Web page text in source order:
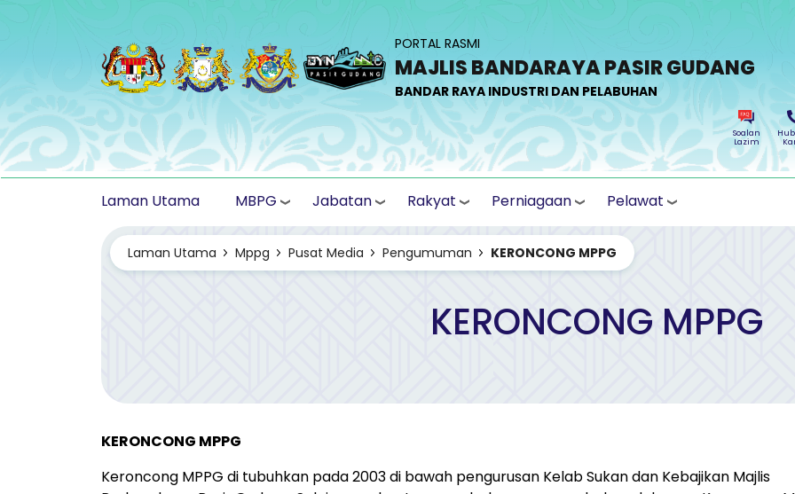
PORTAL RASMI
MAJLIS BANDARAYA PASIR GUDANG
BANDAR RAYA INDUSTRI DAN PELABUHAN
Soalan
Lazim
Laman Utama MBPG Jabatan Rakyat Perniagaan Pelawat
Laman Utama Mppg Pusat Media Pengumuman KERONCONG MPPG
KERONCONG MPPG
KERONCONG MPPG
Keroncong MPPG di tubuhkan pada 2003 di bawah pengurusan Kelab Sukan dan Kebajikan Majlis